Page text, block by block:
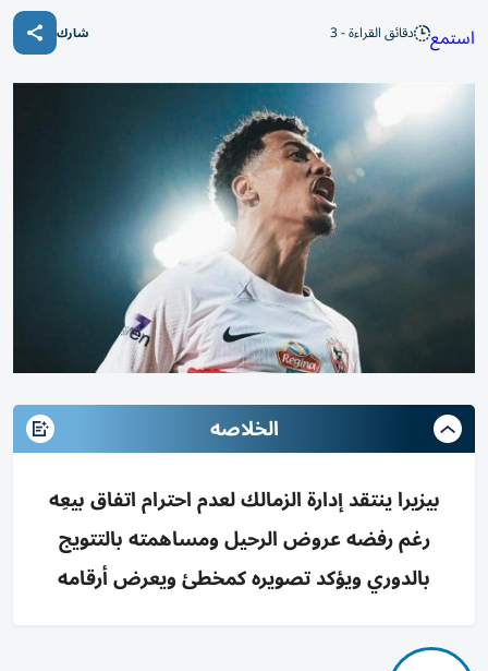
استمع دقائق القراءة - 3 شارك
الخلاصه
بيزيرا ينتقد إدارة الزمالك لعدم احترام اتفاق بيعِه
رغم رفضه عروض الرحيل ومساهمته بالتتويج
بالدوري ويؤكد تصويره كمخطئ ويعرض أرقامه